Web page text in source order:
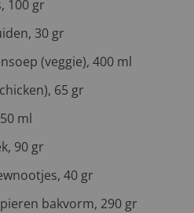
100 gr
30 gr
(veggie), 400 ml
65 gr
ml
90 gr
40 gr
bakvorm, 290 gr